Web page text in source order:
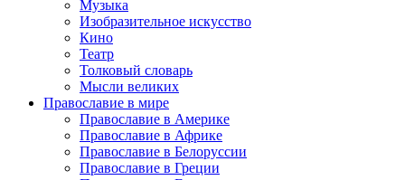
Музыка
Изобразительное искусство
Кино
Театр
Толковый словарь
Мысли великих
Православие в мире
Православие в Америке
Православие в Африке
Православие в Белоруссии
Православие в Греции